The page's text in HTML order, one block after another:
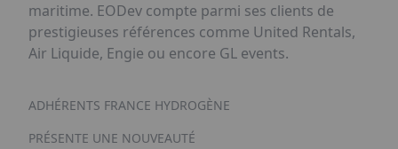
maritime. EODev compte parmi ses clients de
prestigieuses références comme United Rentals,
Air Liquide, Engie ou encore GL events.
ADHÉRENTS FRANCE HYDROGÈNE
PRÉSENTE UNE NOUVEAUTÉ